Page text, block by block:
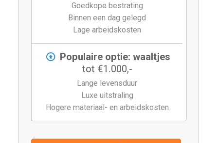
Goedkope bestrating
Binnen een dag gelegd
Lage arbeidskosten
Populaire optie: waaltjes
tot €1.000,-
Lange levensduur
Luxe uitstraling
Hogere materiaal- en arbeidskosten